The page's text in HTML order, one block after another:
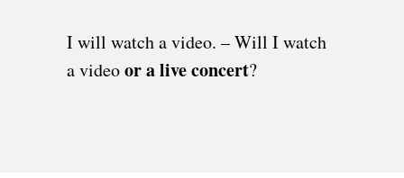
I will watch a video. – Will I watch
a videoor a live concert?